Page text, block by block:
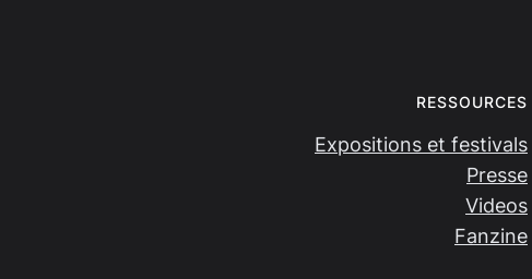
RESSOURCES
Expositions et festivals
Presse
Videos
Fanzine